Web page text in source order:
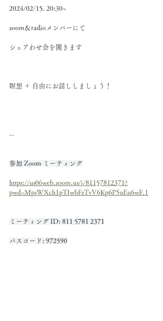
2024/02/15. 20:30~
zoom＆radioメンバーにて
シェアわせ会を開きます
瞑想 ＋ 自由にお話ししましょう！
--
参加 Zoom ミーティング
https://us06web.zoom.us/j/81157812371?
pwd=MpsWXch1pTIwbFzTvV6Kp6PSuEu6wF.1
ミーティング ID: 811 5781 2371
パスコード: 972590